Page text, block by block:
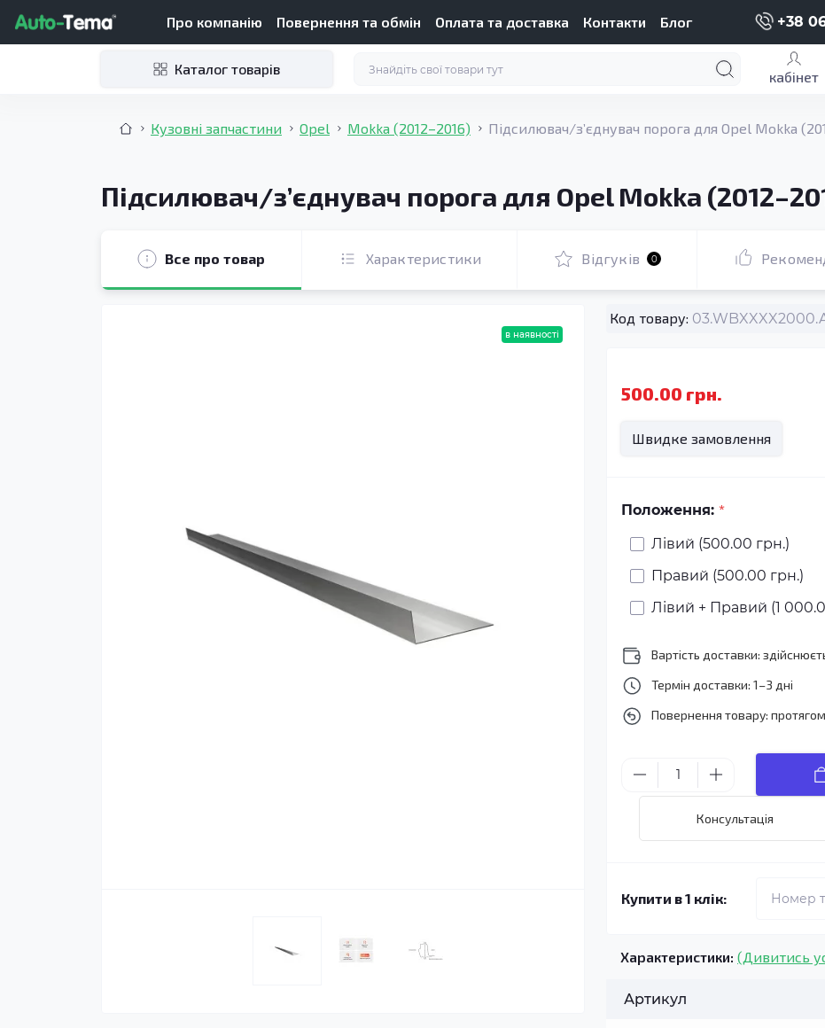
Про компанію Повернення та обмін Оплата та доставка Контакти Блог +38
Каталог товарів кабінет
Кузовні запчастини Opel Mokka (2012–2016) Підсилювач/зʼєднувач порога для Opel Mokka
Підсилювач/зʼєднувач порога для Opel Mokka
Все про товар Характеристики Відгуків 0
в наявності
Код товару:
500.00 грн.
Швидке замовлення
Положення: *
Лівий (500.00 грн.)
Правий (500.00 грн.)
Лівий + Правий (1
Вартість доставки:
Термін доставки: 1–3 дні
Повернення товару:
Консультація
Купити в 1 клік:
Характеристики: (Дивитись
Артикул